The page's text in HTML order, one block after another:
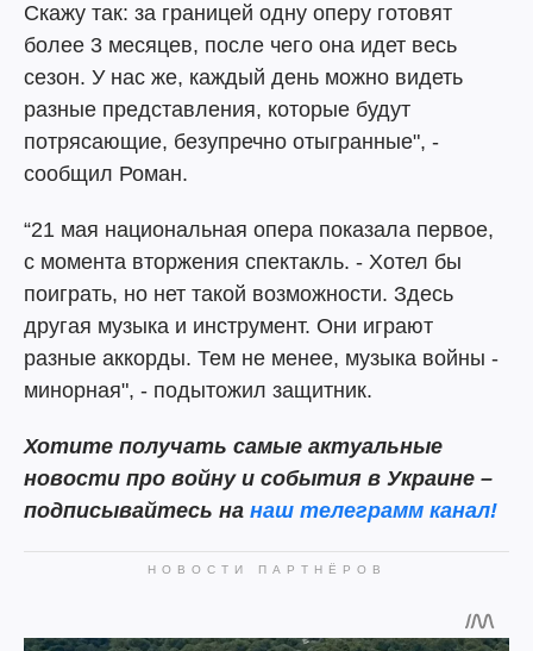
Скажу так: за границей одну оперу готовят
более 3 месяцев, после чего она идет весь
сезон. У нас же, каждый день можно видеть
разные представления, которые будут
потрясающие, безупречно отыгранные", -
сообщил Роман.
“21 мая национальная опера показала первое,
с момента вторжения спектакль. - Хотел бы
поиграть, но нет такой возможности. Здесь
другая музыка и инструмент. Они играют
разные аккорды. Тем не менее, музыка войны -
минорная", - подытожил защитник.
Хотите получать самые актуальные
новости про войну и события в Украине –
подписывайтесь на наш телеграмм канал!